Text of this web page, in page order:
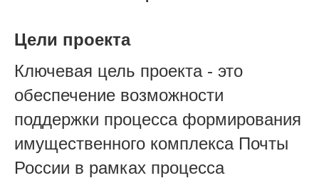
Цели проекта
Ключевая цель проекта - это
обеспечение возможности
поддержки процесса формирования
имущественного комплекса Почты
России в рамках процесса